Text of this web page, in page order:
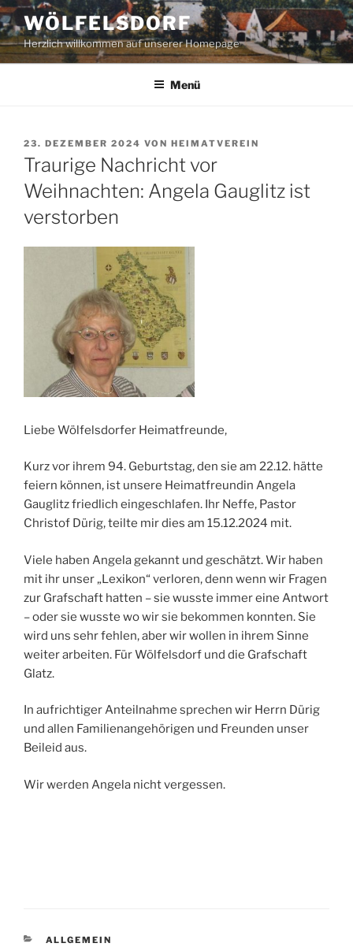
Zum
Inhalt
springen
WÖLFELSDORF
Herzlich willkommen auf unserer Homepage
Menü
VERÖFFENTLICHT
AM
23. DEZEMBER 2024 VON HEIMATVEREIN
Traurige Nachricht vor
Weihnachten: Angela Gauglitz ist
verstorben
Liebe Wölfelsdorfer Heimatfreunde,
Kurz vor ihrem 94. Geburtstag, den sie am 22.12. hätte
feiern können, ist unsere Heimatfreundin Angela
Gauglitz friedlich eingeschlafen. Ihr Neffe, Pastor
Christof Dürig, teilte mir dies am 15.12.2024 mit.
Viele haben Angela gekannt und geschätzt. Wir haben
mit ihr unser „Lexikon“ verloren, denn wenn wir Fragen
zur Grafschaft hatten – sie wusste immer eine Antwort
– oder sie wusste wo wir sie bekommen konnten. Sie
wird uns sehr fehlen, aber wir wollen in ihrem Sinne
weiter arbeiten. Für Wölfelsdorf und die Grafschaft
Glatz.
In aufrichtiger Anteilnahme sprechen wir Herrn Dürig
und allen Familienangehörigen und Freunden unser
Beileid aus.
Wir werden Angela nicht vergessen.
KATEGORIEN
ALLGEMEIN